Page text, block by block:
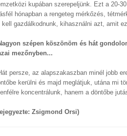
kupában szerepeljünk. Ezt a 20-
hónapban a rengeteg mérkőzés,
kell gazdálkodnunk, kihasználni azt, amit
szépen köszönöm és hát
mezőnyben...
persze, az alapszakaszban minél jobb
kerülni és majd meglátjuk, utána mi
koncentrálunk, hanem a döntőbe
Zsigmond Orsi)